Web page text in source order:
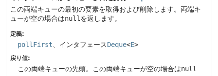
この両端キューの最初の要素を取得および削除します。両端キ
ューが空の場合はnull を返します。
定義:
pollFirst 、インタフェースDeque<E>
戻り値:
この両端キューの先頭。この両端キューが空の場合はnull